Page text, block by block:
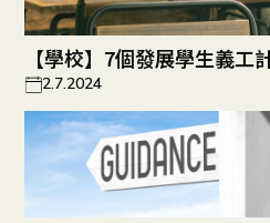
【學校】7個發展學生義工
2.7.2024